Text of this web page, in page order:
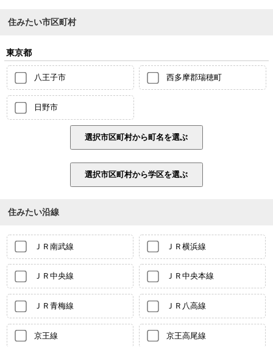
住みたい市区町村
東京都
八王子市 西多摩郡瑞穂町
日野市
住みたい沿線
ＪＲ南武線 ＪＲ横浜線
ＪＲ中央線 ＪＲ中央本線
ＪＲ青梅線 ＪＲ八高線
京王線 京王高尾線